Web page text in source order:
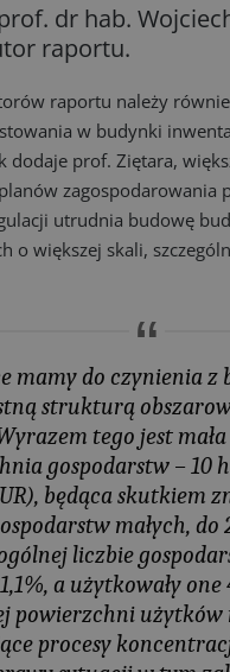
dr hab.
raportu.
raportu należy
w budynki
dodaje prof. Ziętara,
zagospodarowania
utrudnia budowę
o większej skali,
mamy do czynienia z
strukturą
tego jest
gospodarstw – 10
będąca skutkiem
małych, do
liczbie
a użytkowały one
powierzchni użytków
procesy